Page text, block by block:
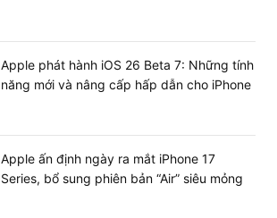
Apple phát hành iOS 26 Beta 7: Những tính
năng mới và nâng cấp hấp dẫn cho iPhone
Apple ấn định ngày ra mắt iPhone 17
Series, bổ sung phiên bản “Air” siêu mỏng